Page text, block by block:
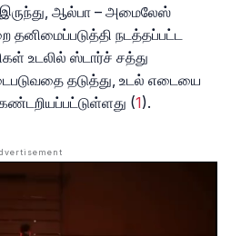
இருந்து, ஆல்பா – அமைலேஸ்
தனிமைப்படுத்தி நடத்தப்பட்ட
உடலில் ஸ்டார்ச் சத்து
தடுத்து, உடல் எடையை
(1).